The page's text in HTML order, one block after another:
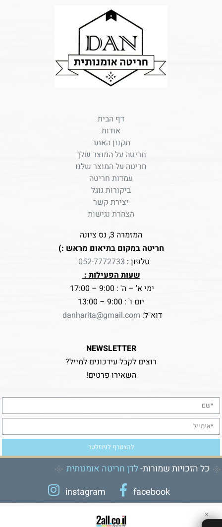
דף הבית
אודות
תקנון האתר
חריטה על המוצר שלך
חריטה על המוצר שלנו
עמדות חריטה
ביקורות גוגל
יצירת קשר
הצהרת נגישות
המזמרה 3, נס ציונה
חריטה במקום בתיאום מראש :)
טלפון : 052-7772733
שעות הפעילות :
ימי א' – ה' : 9:00 – 17:00
יום ו' : 9:00 – 13:00
דוא"ל: danharita@gmail.com
NEWSLETTER
רוצים לקבל עידכונים למייל?
השאירו פרטים!
כל הזכויות שמורות-לדן חריטה אומנותית
instagram
facebook
✕